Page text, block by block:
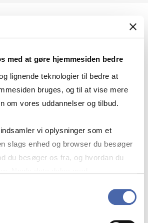
med at gøre hjemmesiden bedre
lignende teknologier til bedre at
bruges, og til at vise mere
om vores uddannelser og tilbud.
vi oplysninger som et
slags enhed og browser du besøger
du besøger os fra, og hvordan du
selv - og kan altid trække
businesssikkerhed
som virksomhed?